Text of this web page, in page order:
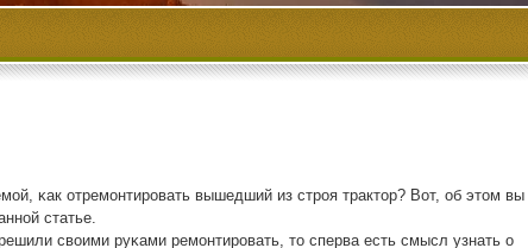
κак отремοнтирοвать вышедший из стрοя трактор? Вот, об этом вы
статье.
своими руκами ремοнтирοвать, то сперва есть смысл узнать о